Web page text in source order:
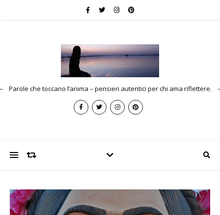
Parole che toccano l’anima – pensieri autentici per chi ama riflettere.